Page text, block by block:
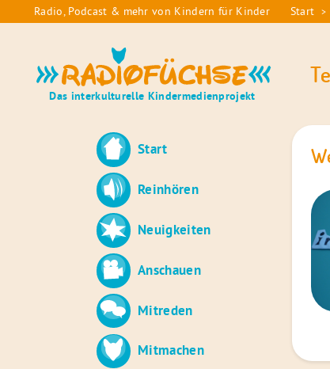
to
Radio, Podcast & mehr von Kindern für Kinder
Sie
Start >
Das interkulturelle Kindermedienprojekt
Start
Reinhören
Neuigkeiten
Anschauen
Mitreden
Mitmachen